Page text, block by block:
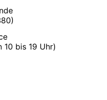
bis 19 Uhr)